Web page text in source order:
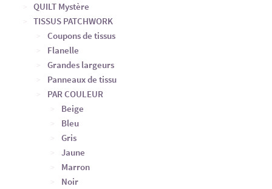
QUILT Mystère
TISSUS PATCHWORK
Coupons de tissus
Flanelle
Grandes largeurs
Panneaux de tissu
PAR COULEUR
Beige
Bleu
Gris
Jaune
Marron
Noir